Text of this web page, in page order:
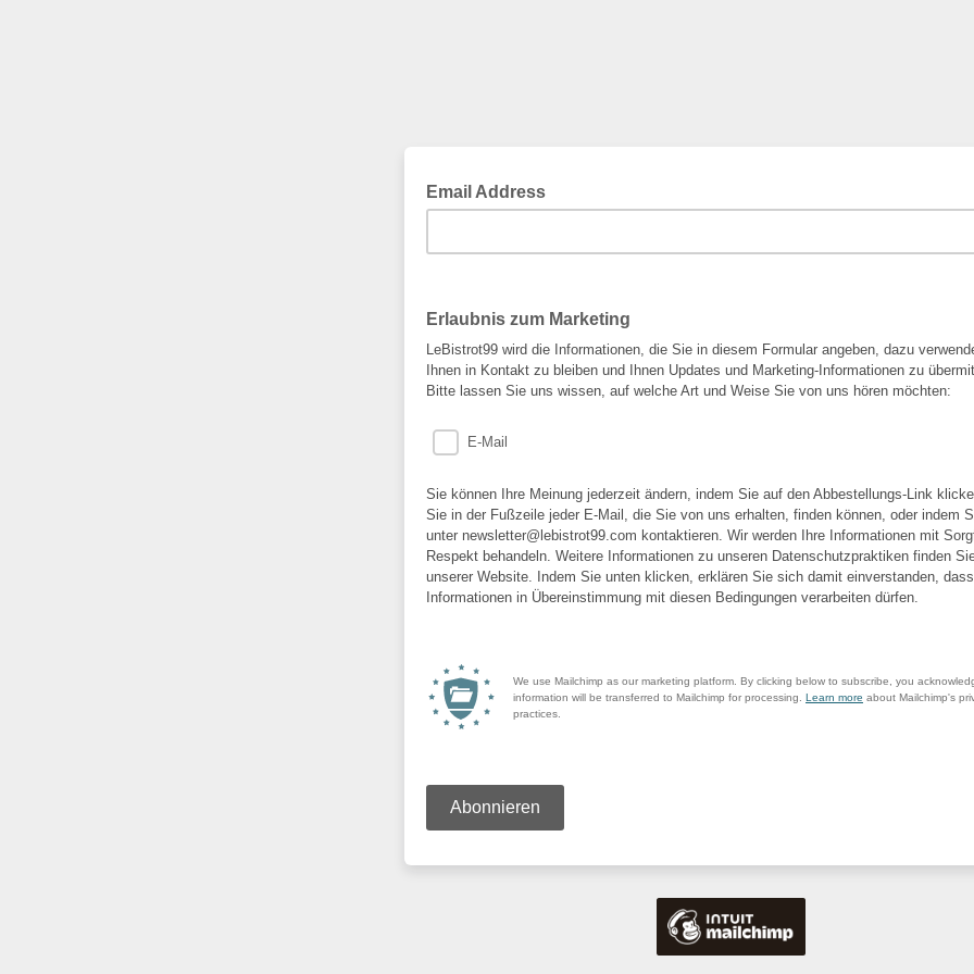
Email Address
Erlaubnis zum Marketing
LeBistrot99 wird die Informationen, die Sie in diesem Formular angeben, dazu
Ihnen in Kontakt zu bleiben und Ihnen Updates und Marketing-Informationen zu
Bitte lassen Sie uns wissen, auf welche Art und Weise Sie von uns hören möchten:
E-Mail
Sie können Ihre Meinung jederzeit ändern, indem Sie auf den Abbestellungs-Link
Sie in der Fußzeile jeder E-Mail, die Sie von uns erhalten, finden können, oder indem
unter newsletter@lebistrot99.com kontaktieren. Wir werden Ihre Informationen mit
Respekt behandeln. Weitere Informationen zu unseren Datenschutzpraktiken finden
unserer Website. Indem Sie unten klicken, erklären Sie sich damit einverstanden,
Informationen in Übereinstimmung mit diesen Bedingungen verarbeiten dürfen.
We use Mailchimp as our marketing platform. By clicking below to subscribe, you
information will be transferred to Mailchimp for processing. Learn more about Mailchimp's
practices.